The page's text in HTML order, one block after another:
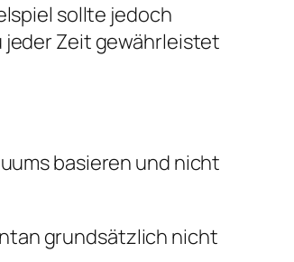
sollte jedoch
Zeit gewährleistet
basieren und nicht
grundsätzlich nicht